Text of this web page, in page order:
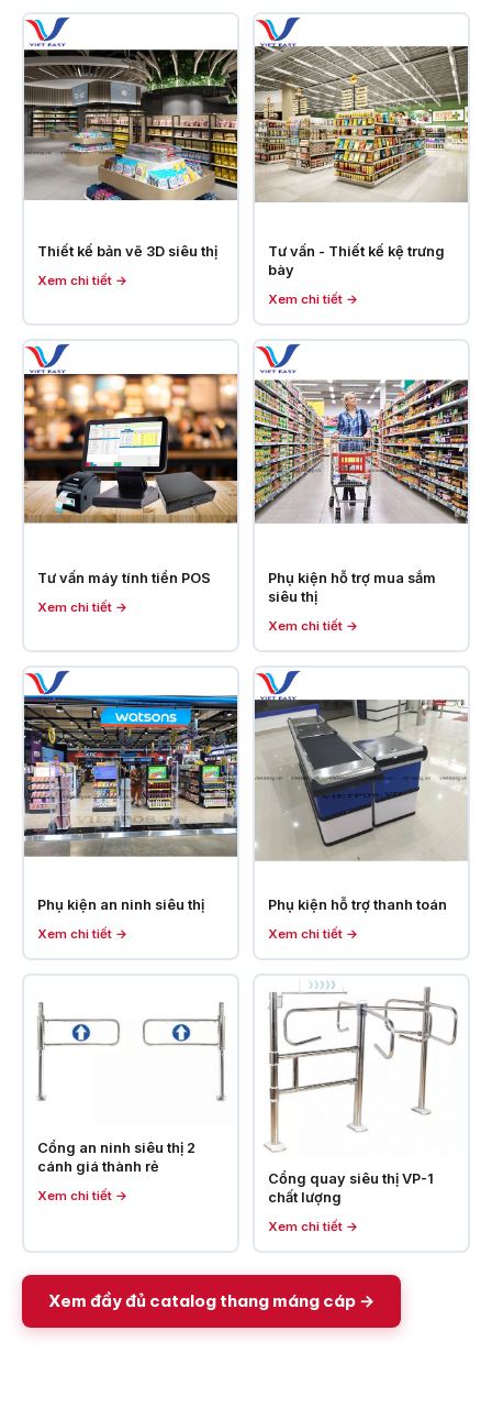
Thiết kế bản vẽ 3D siêu thị
Xem chi tiết →
Tư vấn - Thiết kế kệ trưng
bày
Xem chi tiết →
Tư vấn máy tính tiền POS
Xem chi tiết →
Phụ kiện hỗ trợ mua sắm
siêu thị
Xem chi tiết →
Phụ kiện an ninh siêu thị
Xem chi tiết →
Phụ kiện hỗ trợ thanh toán
Xem chi tiết →
Cổng an ninh siêu thị 2
cánh giá thành rẻ
Xem chi tiết →
Cổng quay siêu thị VP-1
chất lượng
Xem chi tiết →
Xem đầy đủ catalog thang máng cáp →